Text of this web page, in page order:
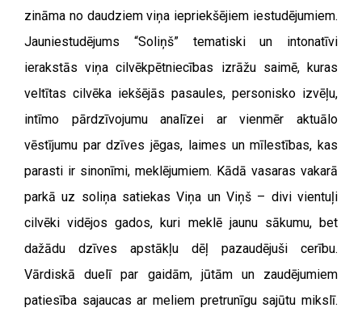
zināma no daudziem viņa iepriekšējiem iestudējumiem.
Jauniestudējums “Soliņš” tematiski un intonatīvi
ierakstās viņa cilvēkpētniecības izrāžu saimē, kuras
veltītas cilvēka iekšējās pasaules, personisko izvēļu,
intīmo pārdzīvojumu analīzei ar vienmēr aktuālo
vēstījumu par dzīves jēgas, laimes un mīlestības, kas
parasti ir sinonīmi, meklējumiem. Kādā vasaras vakarā
parkā uz soliņa satiekas Viņa un Viņš – divi vientuļi
cilvēki vidējos gados, kuri meklē jaunu sākumu, bet
dažādu dzīves apstākļu dēļ pazaudējuši cerību.
Vārdiskā duelī par gaidām, jūtām un zaudējumiem
patiesība sajaucas ar meliem pretrunīgu sajūtu mikslī.